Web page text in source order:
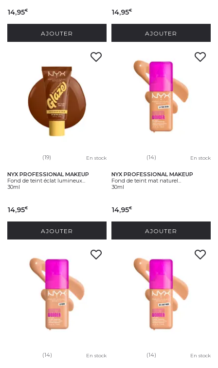
14,95€
AJOUTER
14,95€
AJOUTER
(19) En stock
NYX PROFESSIONAL MAKEUP
Fond de teint éclat lumineux...
30ml
14,95€
AJOUTER
(14) En stock
NYX PROFESSIONAL MAKEUP
Fond de teint mat naturel...
30ml
14,95€
AJOUTER
(14) En stock (14) En stock